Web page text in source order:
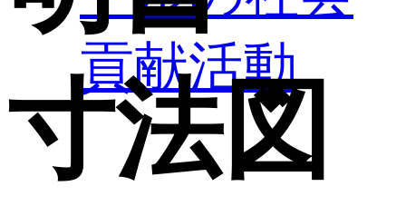
貢献活動
寸法図